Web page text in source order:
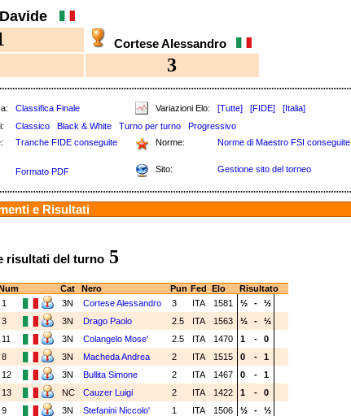
Cortese Alessandro
3
Classifica Finale Variazioni Elo: [Tutte] [FIDE]
[Italia]
Classico Black & White Turno per turno
Progressivo
Tranche FIDE conseguite Norme: Norme di Maestro FSI conseguite
Formato PDF Sito: Gestione sito del torneo
e Risultati
risultati del turno5
Cat Nero Pun Fed Elo
Risultato
1 3N Cortese Alessandro 3 ITA 1581 ½ -
½
3 3N Drago Paolo 2.5 ITA 1563 ½ -
½
11 3N Colangelo Mose' 2.5 ITA 1470 1 -
0
8 3N Macheda Andrea 2 ITA 1515 0 -
1
12 3N Bullita Simone 2 ITA 1467 0 -
1
13 NC Cauzer Luigi 2 ITA 1422 1 -
0
9 3N Stefanini Niccolo' 1 ITA 1506 ½ - ½